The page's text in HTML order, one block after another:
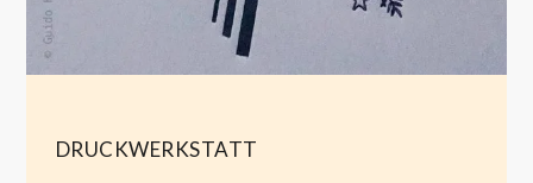
DRUCKWERKSTATT